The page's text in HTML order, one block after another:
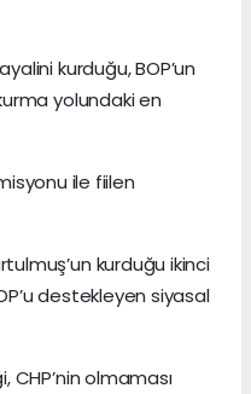
kurduğu, BOP’un
yolundaki en
ile fiilen
kurduğu ikinci
destekleyen siyasal
CHP’nin olmaması